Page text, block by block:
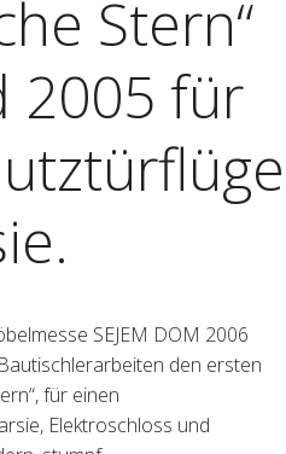
Stern“
2005 für
SEJEM DOM 2006
den ersten
für einen
Elektroschloss und